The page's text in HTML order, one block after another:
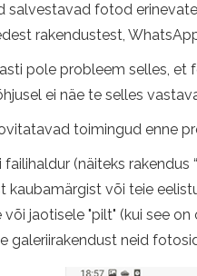
salvestavad fotod
rakendustest,
pole probleem selles,
ei näe te selles
toimingud enne
(näiteks
kaubamärgist või teie
jaotisele "pilt" (kui see
galeriirakendust neid